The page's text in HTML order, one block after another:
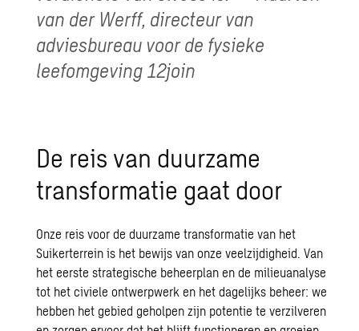
van der Werff, directeur van
adviesbureau voor de fysieke
leefomgeving 12join
De reis van duurzame
transformatie gaat door
Onze reis voor de duurzame transformatie van het
Suikerterrein is het bewijs van onze veelzijdigheid. Van
het eerste strategische beheerplan en de milieuanalyse
tot het civiele ontwerpwerk en het dagelijks beheer: we
hebben het gebied geholpen zijn potentie te verzilveren